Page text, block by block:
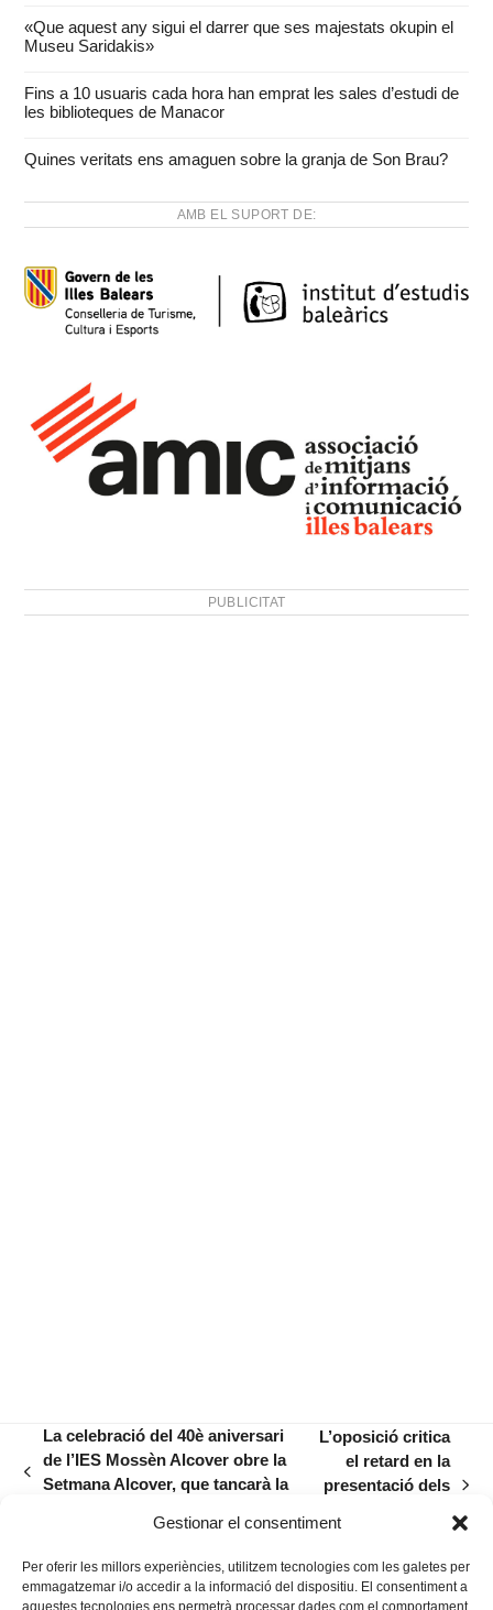
Gestionar el consentiment
Per oferir les millors experiències, utilitzem tecnologies com les galetes per
emmagatzemar i/o accedir a la informació del dispositiu. El consentiment a
aquestes tecnologies ens permetrà processar dades com el comportament
«Que aquest any sigui el darrer que ses majestats okupin el
Museu Saridakis»
Fins a 10 usuaris cada hora han emprat les sales d’estudi de
les biblioteques de Manacor
Quines veritats ens amaguen sobre la granja de Son Brau?
AMB EL SUPORT DE:
PUBLICITAT
previous
La celebració del 40è aniversari
de l’IES Mossèn Alcover obre la
Setmana Alcover, que tancarà la
next
post:
L’oposició critica
el retard en la
presentació dels